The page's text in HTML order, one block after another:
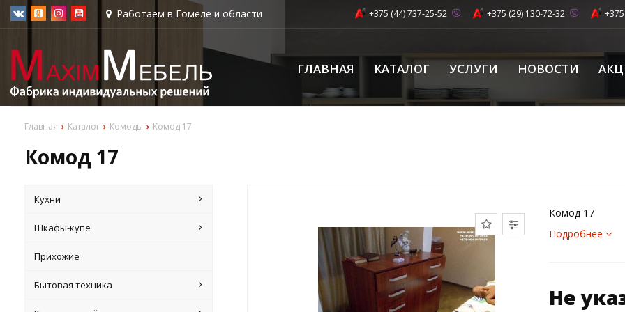
Работаем в Гомеле и области +375 (44) 737-25-52 +375 (29) 130-72-32
ГЛАВНАЯ КАТАЛОГ УСЛУГИ НОВОСТИ
Главная Каталог Комоды Комод 17
Комод 17
Кухни
Шкафы-купе
Прихожие
Бытовая техника
Комод 17
Подробнее
Не